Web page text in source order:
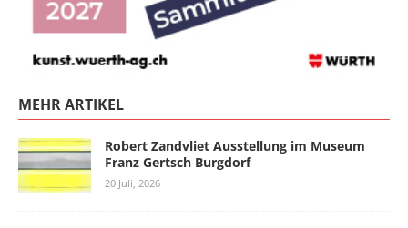
MEHR ARTIKEL
Robert Zandvliet Ausstellung im Museum
Franz Gertsch Burgdorf
20 Juli, 2026